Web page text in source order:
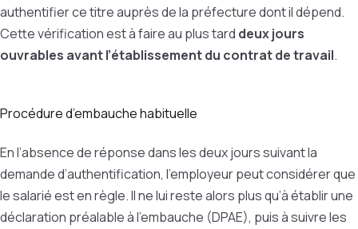
authentifier ce titre auprès de la préfecture dont il dépend.
Cette vérification est à faire au plus tard deux jours
ouvrables avant l’établissement du contrat de travail.
Procédure d’embauche habituelle
En l’absence de réponse dans les deux jours suivant la
demande d’authentification, l’employeur peut considérer que
le salarié est en règle. Il ne lui reste alors plus qu’à établir une
déclaration préalable à l’embauche (DPAE), puis à suivre les